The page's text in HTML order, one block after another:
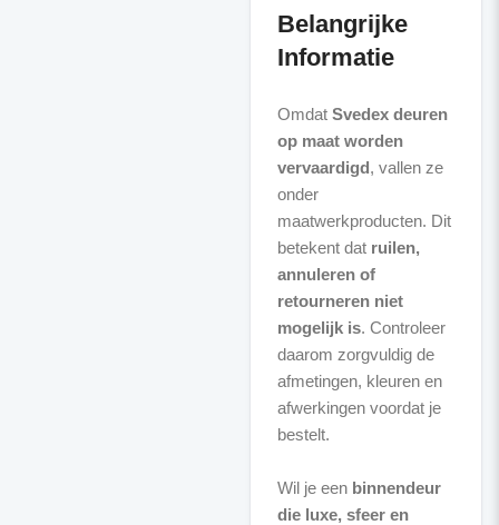
Belangrijke
Informatie
Omdat Svedex deuren
op maat worden
vervaardigd, vallen ze
onder
maatwerkproducten. Dit
betekent dat ruilen,
annuleren of
retourneren niet
mogelijk is. Controleer
daarom zorgvuldig de
afmetingen, kleuren en
afwerkingen voordat je
bestelt.
Wil je een binnendeur
die luxe, sfeer en